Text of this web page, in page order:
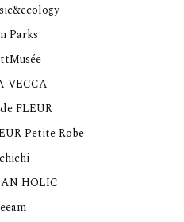
Parks
VECCA
FLEUR
Petite Robe
HOLIC